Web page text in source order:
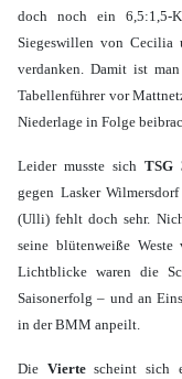
doch noch ein 6,5:1,5-
Siegeswillen von Cecilia
verdanken. Damit ist
Tabellenführer vor
Niederlage in Folge
Leider musste sich TSG
gegen Lasker
(Ulli) fehlt doch sehr.
seine blütenweiße
Lichtblicke waren die
Saisonerfolg – und an
in der BMM anpeilt.
Die Viertescheint sich